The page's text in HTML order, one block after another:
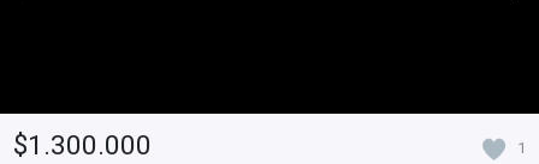
$1.300.000 1